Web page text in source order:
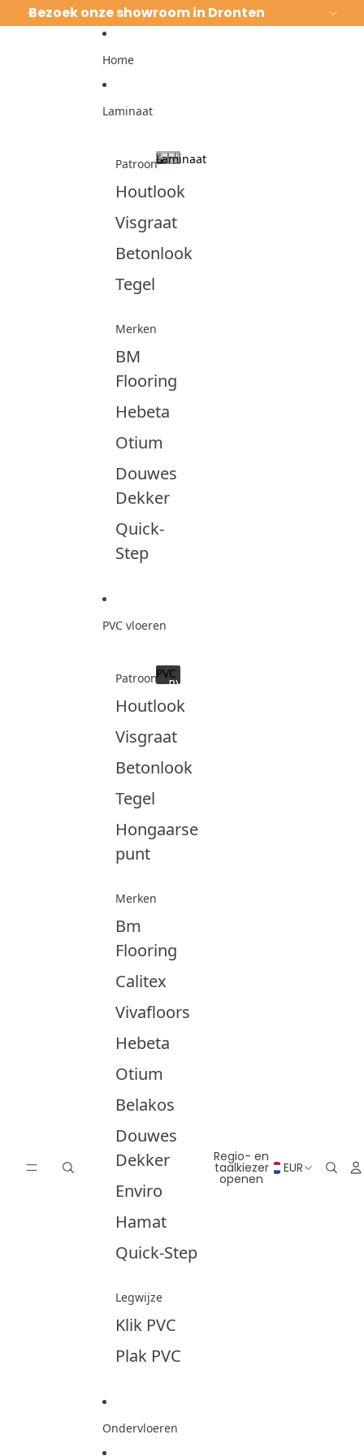
Bezoek onze showroom in Dronten
Home
Laminaat
Patroon
Houtlook
Visgraat
Betonlook
Tegel
Merken
BM
Flooring
Hebeta
Otium
Douwes
Dekker
Quick-
Step
Laminaat
PVC vloeren
Patroon
Houtlook
Visgraat
Betonlook
Tegel
Hongaarse
punt
Merken
Bm
Flooring
Calitex
Vivafloors
Hebeta
Otium
Belakos
Douwes
Dekker
Enviro
Hamat
Quick-Step
Legwijze
Klik PVC
Plak PVC
PVC
PVC
Ondervloeren
Regio- en
taalkiezer
openen
EUR